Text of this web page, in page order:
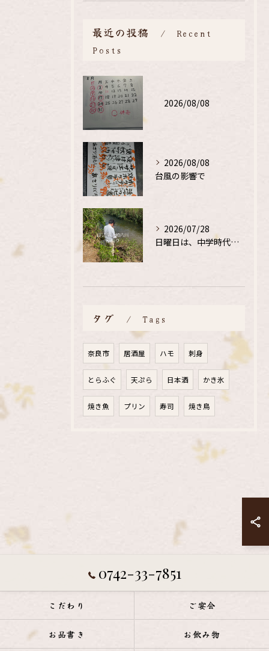
最近の投稿
Recent
Posts
2026/08/08
2026/08/08
台風の影響で
2026/07/28
日曜日は、中学時代の、同級生と鮎釣り
タグ Tags
奈良市 居酒屋 ハモ 刺身
とらふぐ 天ぷら 日本酒 かき氷
焼き魚 プリン 寿司 焼き鳥
0742-33-7851
こだわり ご宴会
お品書き お飲み物